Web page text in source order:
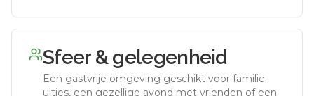
Sfeer & gelegenheid
Een gastvrije omgeving geschikt voor familie-
uitjes, een gezellige avond met vrienden of een